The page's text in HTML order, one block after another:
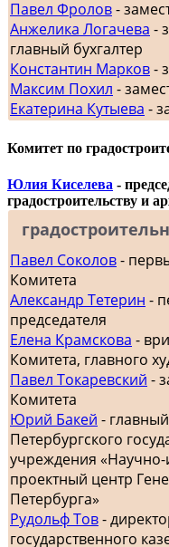
Павел Фролов-
Анжелика Логачева -
главный бухгалтер
Константин Марков-
Максим Похил -
Екатерина Кутыева -
Комитет по
Юлия Киселева -
градостроительству и
Павел Соколов-
Комитета
Александр Тетерин -
председателя
Елена Крамскова -
Комитета, главного
Павел Токаревский -
Комитета
Юрий Бакей -
Петербургского
учреждения «Научно-
проектный центр
Петербурга»
Рудольф Тов-
государственного